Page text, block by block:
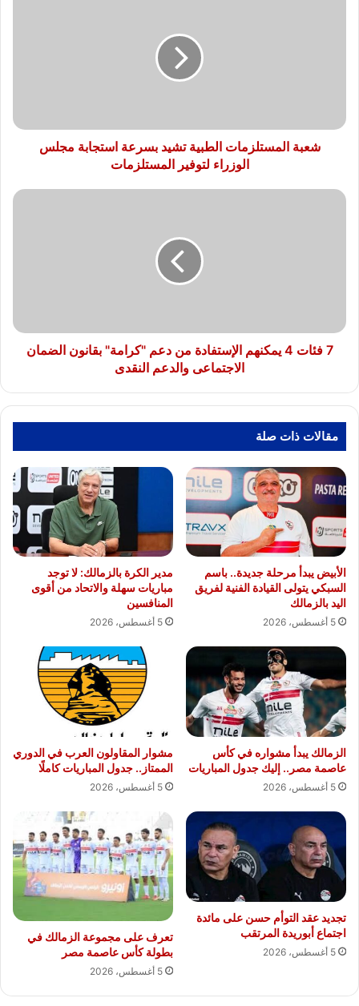
لتوفير
المستلزمات
شعبة المستلزمات الطبية تشيد بسرعة استجابة مجلس
الوزراء لتوفير المستلزمات
7
بقانون
الضمان
7 فئات 4 يمكنهم الإستفادة من دعم "كرامة" بقانون الضمان
الاجتماعى والدعم النقدى
مقالات ذات صلة
الأبيض يبدأ مرحلة جديدة.. باسم
السبكي يتولى القيادة الفنية لفريق
اليد بالزمالك
5 أغسطس، 2026
مدير الكرة بالزمالك: لا توجد
مباريات سهلة والاتحاد من أقوى
المنافسين
5 أغسطس، 2026
الزمالك يبدأ مشواره في كأس
عاصمة مصر.. إليك جدول المباريات
5 أغسطس، 2026
مشوار المقاولون العرب في الدوري
الممتاز.. جدول المباريات كاملًا
5 أغسطس، 2026
تجديد عقد التوأم حسن على مائدة
اجتماع أبوريدة المرتقب
5 أغسطس، 2026
تعرف على مجموعة الزمالك في
بطولة كأس عاصمة مصر
5 أغسطس، 2026